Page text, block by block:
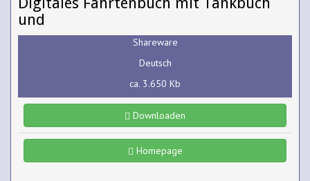
und
Shareware
Deutsch
ca. 3.650 Kb
Downloaden
Homepage